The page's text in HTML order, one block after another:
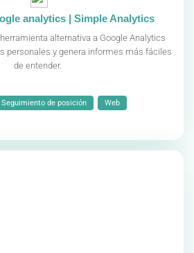
analytics | Simple Analytics
alternativa a Google Analytics
personales y genera informes más fáciles
de entender.
Seguimiento de posición Web